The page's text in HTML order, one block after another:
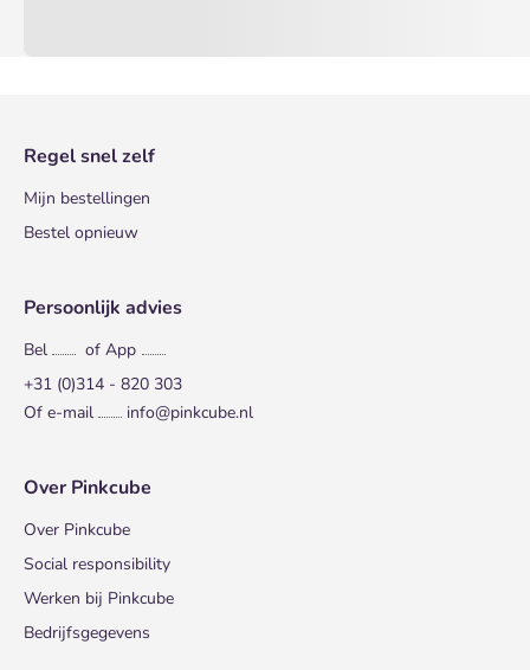
Regel snel zelf
Mijn bestellingen
Bestel opnieuw
Persoonlijk advies
Bel
of App
+31 (0)314 - 820 303
Of e-mail
info@pinkcube.nl
Over Pinkcube
Over Pinkcube
Social responsibility
Werken bij Pinkcube
Bedrijfsgegevens